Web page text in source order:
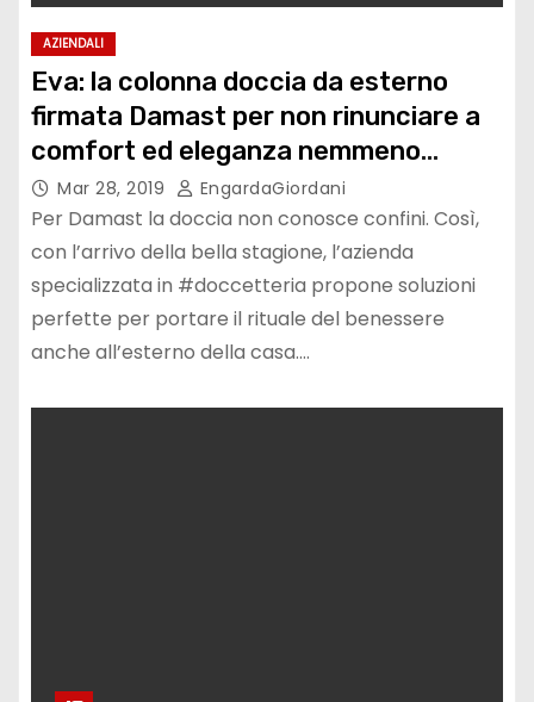
AZIENDALI
Eva: la colonna doccia da esterno
firmata Damast per non rinunciare a
comfort ed eleganza nemmeno
all’aperto
Mar 28, 2019 EngardaGiordani
Per Damast la doccia non conosce confini. Così,
con l’arrivo della bella stagione, l’azienda
specializzata in #doccetteria propone soluzioni
perfette per portare il rituale del benessere
anche all’esterno della casa.…